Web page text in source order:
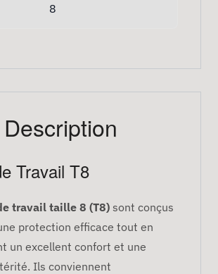
8
Description
Travail T8
travail taille 8 (T8) sont conçus
protection efficace tout en
un excellent confort et une
Ils conviennent